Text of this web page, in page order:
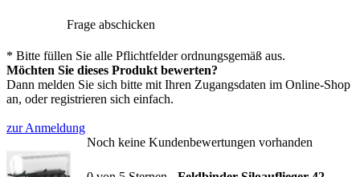
Frage abschicken
* Bitte füllen Sie alle Pflichtfelder ordnungsgemäß aus.
Möchten Sie dieses Produkt bewerten?
Dann melden Sie sich bitte mit Ihren Zugangsdaten im Online-Shop
an, oder registrieren sich einfach.
zur Anmeldung
Noch keine Kundenbewertungen vorhanden